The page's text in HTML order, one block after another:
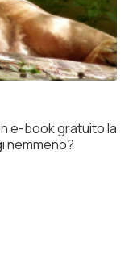
e-book gratuito la
nemmeno?